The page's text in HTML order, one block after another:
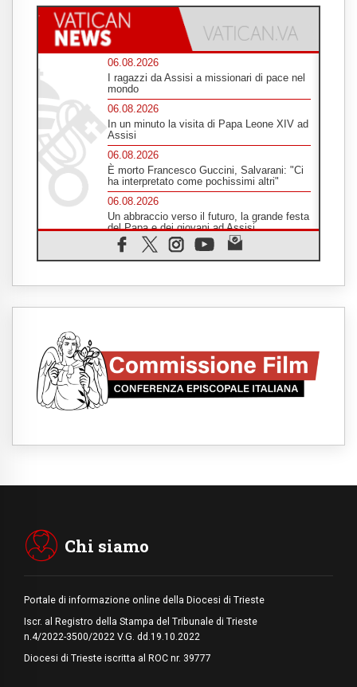
06.08.2026
I ragazzi da Assisi a missionari di pace nel
mondo
06.08.2026
In un minuto la visita di Papa Leone XIV ad
Assisi
06.08.2026
È morto Francesco Guccini, Salvarani: "Ci
ha interpretato come pochissimi altri"
06.08.2026
Un abbraccio verso il futuro, la grande festa
del Papa e dei giovani ad Assisi
06.08.2026
Il grazie dei giovani al Papa: "Oggi ci
Leone XIV: la rivoluzione del Vangelo
06.08.2026
Fra Marco Vianelli: alla scuola di san
Francesco per imparare il Vangelo della
pace
Chi siamo
Portale di informazione online della Diocesi di Trieste
Iscr. al Registro della Stampa del Tribunale di Trieste
n.4/2022-3500/2022 V.G. dd.19.10.2022
Diocesi di Trieste iscritta al ROC nr. 39777